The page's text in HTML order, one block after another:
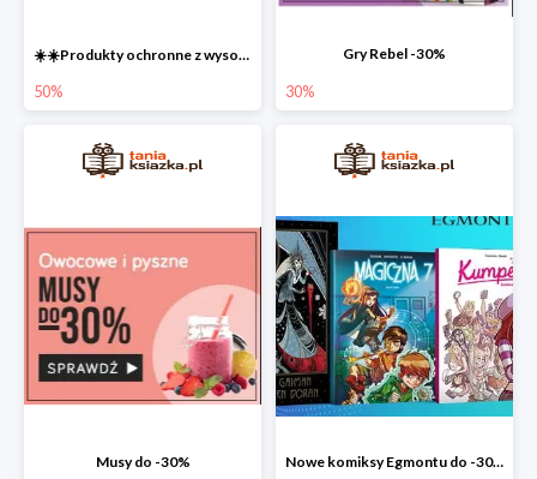
☀️☀️Produkty ochronne z wysokim SPF do -50% ☀️☀️
50%
Gry Rebel -30%
30%
Musy do -30% Nowe komiksy Egmontu do -30%